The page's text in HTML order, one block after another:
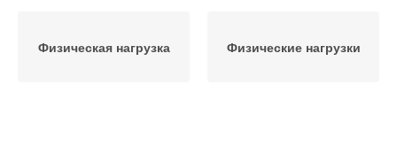
Физическая нагрузка Физические нагрузки